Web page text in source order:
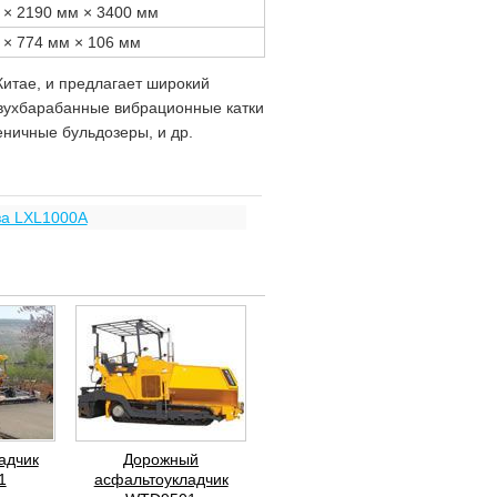
2190 мм × 3400 мм
774 мм × 106 мм
и предлагает широкий
вибрационные катки
бульдозеры, и др.
LXL1000A
Дорожный
асфальтоукладчик